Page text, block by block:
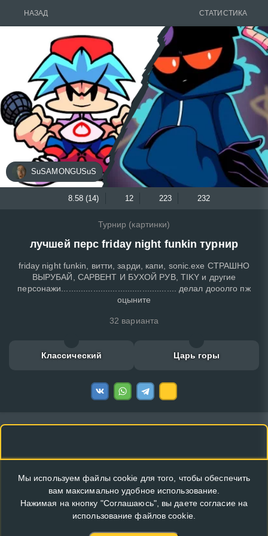
НАЗАД СТАТИСТИКА
SuSAMONGUSuS
8.58 (14) 12 223 232
Турнир (картинки)
лучшей перс friday night funkin турнир
friday night funkin, витти, зарди, капи, sonic.exe СТРАШНО
ВЫРУБАЙ, САРВЕНТ И БУХОЙ РУВ, TIKY и другие
персонажи............................................... делал дооолго пж
оцыните
32 варианта
Классический Царь горы
Мы используем файлы cookie для того, чтобы обеспечить
вам максимально удобное использование.
Нажимая на кнопку "Соглашаюсь", вы даете согласие на
использование файлов cookie.